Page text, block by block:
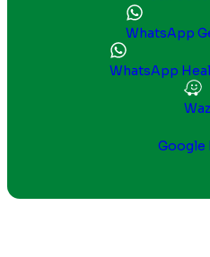
WhatsApp
WhatsApp
Google